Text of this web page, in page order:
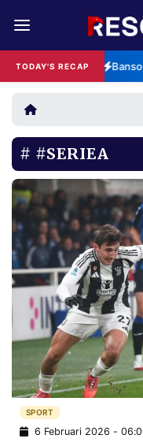
TODAY'S RECAP
REDAKSI
RESOLUSI
RUBRIKASI
EDITORIAL
FINANSIA
DAERAH
MANCA SPORT
INFORMASI
PRIVACY
POLICY
INFORMASI
IKLAN
PENGADUAN
#SERIEA
SPORT
6 Februari 2026 -